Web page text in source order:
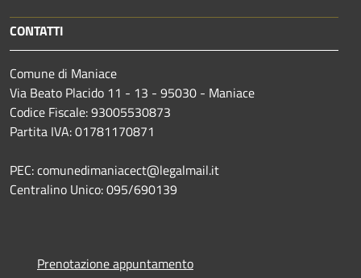
CONTATTI
Comune di Maniace
Via Beato Placido 11 - 13 - 95030 - Maniace
Codice Fiscale: 93005530873
Partita IVA: 01781170871
PEC: comunedimaniacect@legalmail.it
Centralino Unico: 095/690139
Prenotazione appuntamento